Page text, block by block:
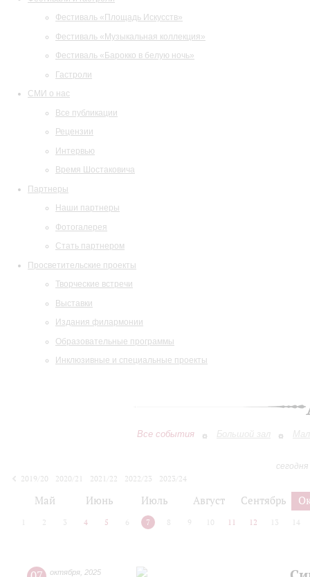
Фестиваль «Площадь Искусств»
Фестиваль «Музыкальная коллекция»
Фестиваль «Барокко в белую ночь»
Гастроли
СМИ о нас
Все публикации
Рецензии
Интервью
Время Шостаковича
Партнеры
Наши партнеры
Фотогалерея
Стать партнером
Просветительские проекты
Творческие встречи
Выставки
Издания филармонии
Образовательные программы
Инклюзивные и специальные проекты
Все события Большой зал
2019/20
2020/21 2021/22 2022/23
2023/24
Май Июнь Июль Август Сентябрь
2 3 4 5 6 7 8 9 10 11 12 13 14
октября 2025